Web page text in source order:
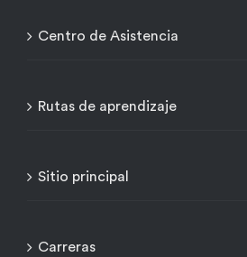
Centro de Asistencia
Rutas de aprendizaje
Sitio principal
Carreras